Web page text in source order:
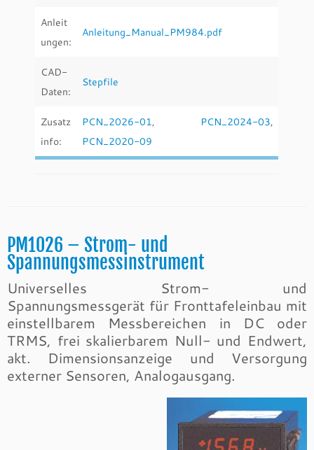
Anleit
ungen:
Anleitung_Manual_PM984.pdf
CAD-
Daten:
Stepfile
Zusatz
info:
PCN_2026-01, PCN_2024-03,
PCN_2020-09
PM1026 – Strom- und
Spannungsmessinstrument
Universelles Strom- und
Spannungsmessgerät für Fronttafeleinbau mit
einstellbarem Messbereichen in DC oder
TRMS, frei skalierbarem Null- und Endwert,
akt. Dimensionsanzeige und Versorgung
externer Sensoren, Analogausgang.